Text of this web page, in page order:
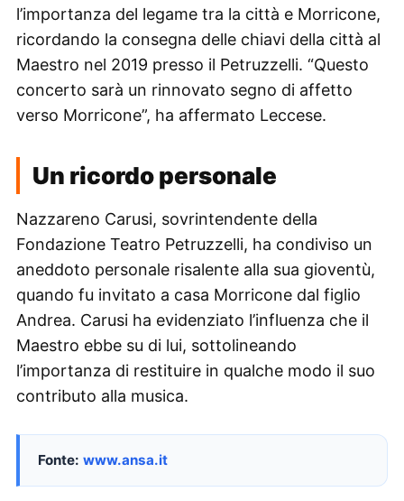
l’importanza del legame tra la città e Morricone,
ricordando la consegna delle chiavi della città al
Maestro nel 2019 presso il Petruzzelli. “Questo
concerto sarà un rinnovato segno di affetto
verso Morricone”, ha affermato Leccese.
Un ricordo personale
Nazzareno Carusi, sovrintendente della
Fondazione Teatro Petruzzelli, ha condiviso un
aneddoto personale risalente alla sua gioventù,
quando fu invitato a casa Morricone dal figlio
Andrea. Carusi ha evidenziato l’influenza che il
Maestro ebbe su di lui, sottolineando
l’importanza di restituire in qualche modo il suo
contributo alla musica.
Fonte: www.ansa.it